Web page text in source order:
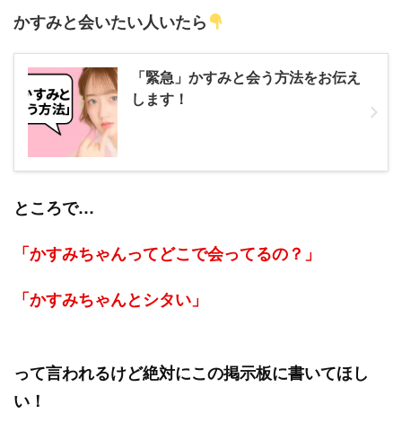
かすみと会いたい人いたら
「緊急」かすみと会う方法をお伝え
します！
ところで…
「かすみちゃんってどこで会ってるの？」
「かすみちゃんとシタい」
って言われるけど絶対にこの掲示板に書いてほし
い！